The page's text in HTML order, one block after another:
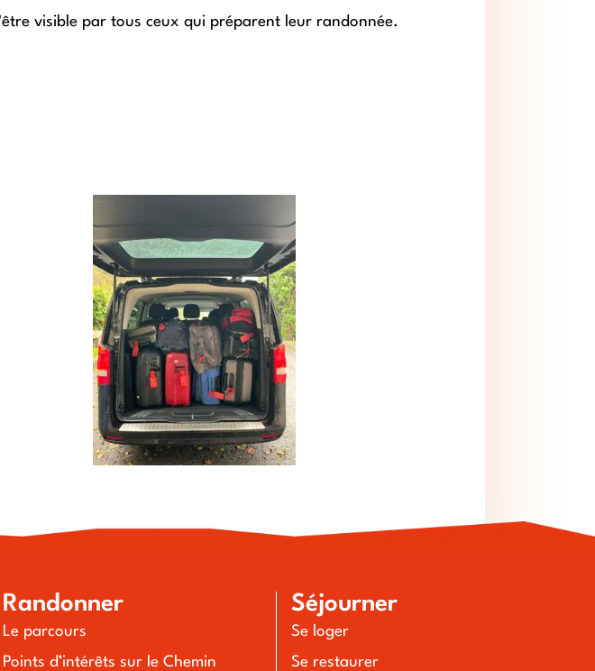
visible par tous ceux qui préparent leur randonnée.
Randonner
Le parcours
Points d’intérêts sur le Chemin
Séjourner
Se loger
Se restaurer